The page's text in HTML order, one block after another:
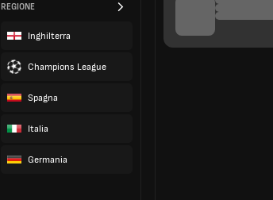
REGIONE
Inghilterra
Champions League
Spagna
Italia
Germania